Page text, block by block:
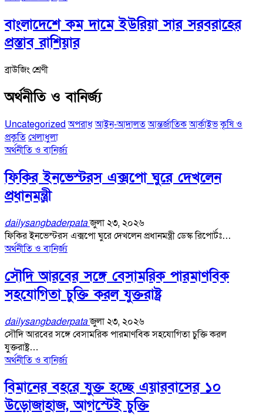
বাংলাদেশে কম দামে ইউরিয়া সার সরবরাহের
প্রস্তাব রাশিয়ার
ব্রাউজিং শ্রেণী
অর্থনীতি ও বানির্জ্য
Uncategorized অপরাধআইন-আদালতআন্তর্জাতিকআর্কাইভকৃষি ও
প্রকৃতিখেলাধুলা
অর্থনীতি ও বানির্জ্য
ফিকির ইনভেস্টরস এক্সপো ঘুরে দেখলেন
প্রধানমন্ত্রী
dailysangbaderpataজুলা ২৩, ২০২৬
ফিকির ইনভেস্টরস এক্সপো ঘুরে দেখলেন প্রধানমন্ত্রী ডেস্ক রিপোর্টঃ…
অর্থনীতি ও বানির্জ্য
সৌদি আরবের সঙ্গে বেসামরিক পারমাণবিক
সহযোগিতা চুক্তি করল যুক্তরাষ্ট্র
dailysangbaderpataজুলা ২৩, ২০২৬
সৌদি আরবের সঙ্গে বেসামরিক পারমাণবিক সহযোগিতা চুক্তি করল
যুক্তরাষ্ট্র…
অর্থনীতি ও বানির্জ্য
বিমানের বহরে যুক্ত হচ্ছে এয়ারবাসের ১০
উড়োজাহাজ, আগস্টেই চুক্তি